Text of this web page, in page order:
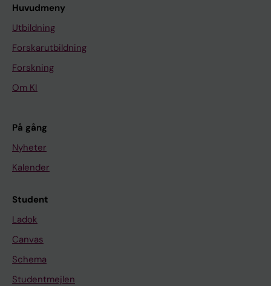
Huvudmeny
Utbildning
Forskarutbildning
Forskning
Om KI
På gång
Nyheter
Kalender
Student
Ladok
Canvas
Schema
Studentmejlen